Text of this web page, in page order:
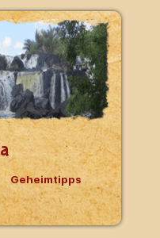
Geheimtipps